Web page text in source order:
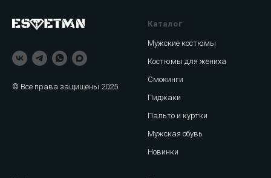
© Все права защищены 2025
Каталог
Мужские костюмы
Костюмы для жениха
Смокинги
Пиджаки
Пальто и куртки
Мужская обувь
Новинки